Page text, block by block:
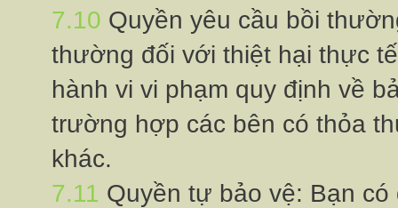
7.10 Quyền yêu cầu bồi
thường đối với thiệt hại thực
hành vi vi phạm quy định về
trường hợp các bên có thỏa
khác.
7.11 Quyền tự bảo vệ: Bạn